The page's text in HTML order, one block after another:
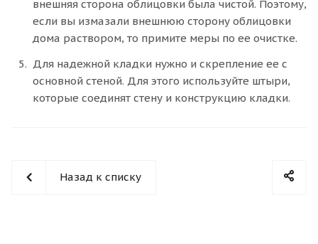
внешняя сторона облицовки была чистой. Поэтому,
если вы измазали внешнюю сторону облицовки
дома раствором, то примите меры по ее очистке.
Для надежной кладки нужно и скрепление ее с
основной стеной. Для этого используйте штыри,
которые соединят стену и конструкцию кладки.
Назад к списку